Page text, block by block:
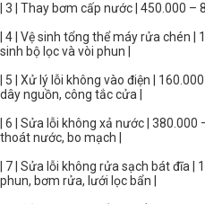
| 3 | Thay bơm cấp nước | 450.000 –
| 4 | Vệ sinh tổng thể máy rửa chén
sinh bộ lọc và vòi phun |
| 5 | Xử lý lỗi không vào điện |
dây nguồn, công tắc cửa |
| 6 | Sửa lỗi không xả nước |
thoát nước, bo mạch |
| 7 | Sửa lỗi không rửa sạch bát đĩa |
phun, bơm rửa, lưới lọc bẩn |